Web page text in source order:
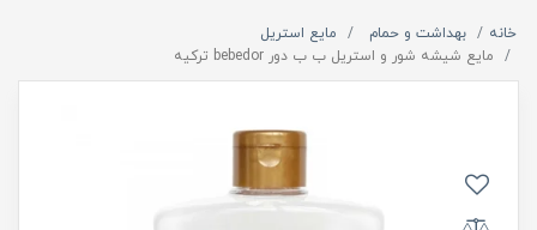
خانه بهداشت و حمام
مایع استریل
مایع شیشه شور و استریل ب ب دور bebedor ترکیه